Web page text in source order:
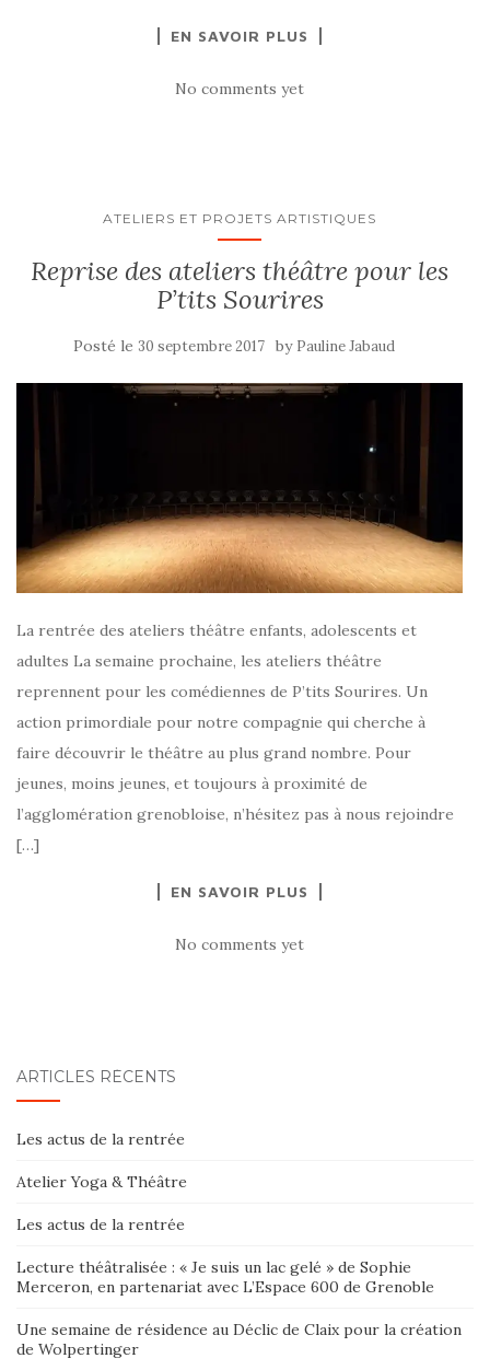
EN SAVOIR PLUS
No comments yet
ATELIERS ET PROJETS ARTISTIQUES
Reprise des ateliers théâtre pour les
P’tits Sourires
Posté le 30 septembre 2017 by Pauline Jabaud
La rentrée des ateliers théâtre enfants, adolescents et
adultes La semaine prochaine, les ateliers théâtre
reprennent pour les comédiennes de P’tits Sourires. Un
action primordiale pour notre compagnie qui cherche à
faire découvrir le théâtre au plus grand nombre. Pour
jeunes, moins jeunes, et toujours à proximité de
l’agglomération grenobloise, n’hésitez pas à nous rejoindre
[…]
EN SAVOIR PLUS
No comments yet
ARTICLES RÉCENTS
Les actus de la rentrée
Atelier Yoga & Théâtre
Les actus de la rentrée
Lecture théâtralisée : « Je suis un lac gelé » de Sophie
Merceron, en partenariat avec L’Espace 600 de Grenoble
Une semaine de résidence au Déclic de Claix pour la création
de Wolpertinger